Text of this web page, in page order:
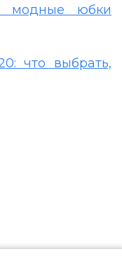
модные юбки
что выбрать,